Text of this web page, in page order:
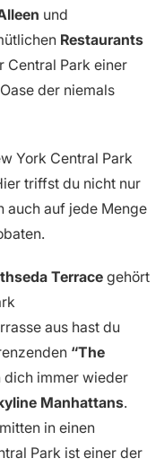
und
Restaurants
Central Park einer
der niemals
York Central Park
triffst du nicht nur
auch auf jede Menge
Terrace gehört
aus hast du
“The
dich immer wieder
Manhattans.
in einen
Park ist einer der